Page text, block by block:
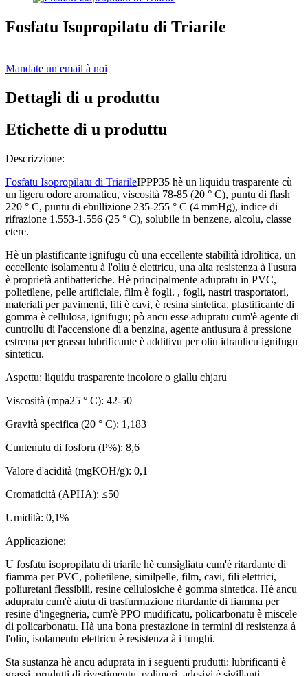
Fosfatu Isopropilatu di Triarile
Mandate un email à noi
Dettagli di u produttu
Etichette di u produttu
Descrizzione:
Fosfatu Isopropilatu di TriarileIPPP35 hè un liquidu trasparente cù
un ligeru odore aromaticu, viscosità 78-85 (20 ° C), puntu di flash
220 ° C, puntu di ebullizione 235-255 ° C (4 mmHg), indice di
rifrazione 1.553-1.556 (25 ° C), solubile in benzene, alcolu, classe
etere.
Hè un plastificante ignifugu cù una eccellente stabilità idrolitica, un
eccellente isolamentu à l'oliu è elettricu, una alta resistenza à l'usura
è proprietà antibatteriche. Hè principalmente adupratu in PVC,
polietilene, pelle artificiale, film è fogli. , fogli, nastri trasportatori,
materiali per pavimenti, fili è cavi, è resina sintetica, plastificante di
gomma è cellulosa, ignifugu; pò ancu esse adupratu cum'è agente di
cuntrollu di l'accensione di a benzina, agente antiusura à pressione
estrema per grassu lubrificante è additivu per oliu idraulicu ignifugu
sinteticu.
Aspettu: liquidu trasparente incolore o giallu chjaru
Viscosità (mpa25 ° C): 42-50
Gravità specifica (20 ° C): 1,183
Cuntenutu di fosforu (P%): 8,6
Valore d'acidità (mgKOH/g): 0,1
Cromaticità (APHA): ≤50
Umidità: 0,1%
Applicazione:
U fosfatu isopropilatu di triarile hè cunsigliatu cum'è ritardante di
fiamma per PVC, polietilene, similpelle, film, cavi, fili elettrici,
poliuretani flessibili, resine cellulosiche è gomma sintetica. Hè ancu
adupratu cum'è aiutu di trasfurmazione ritardante di fiamma per
resine d'ingegneria, cum'è PPO mudificatu, policarbonatu è miscele
di policarbonatu. Hà una bona prestazione in termini di resistenza à
l'oliu, isolamentu elettricu è resistenza à i funghi.
Sta sustanza hè ancu aduprata in i seguenti prudutti: lubrificanti è